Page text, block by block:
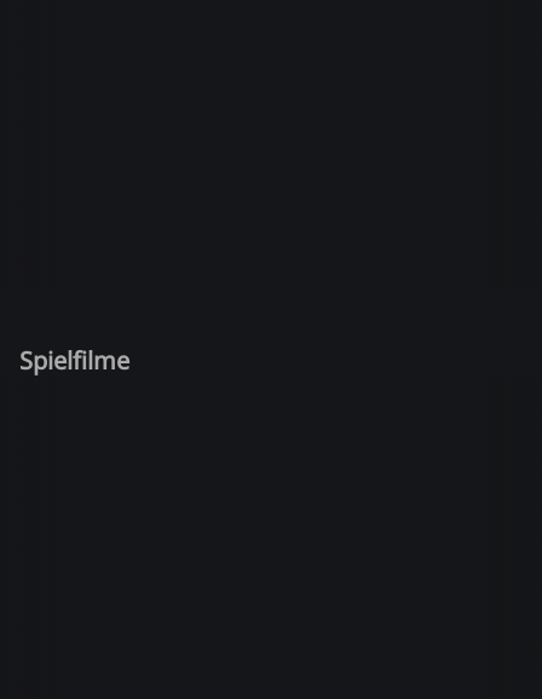
Spielfilme